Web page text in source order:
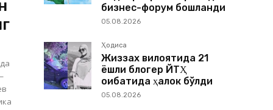
бизнес-форум бошланди
05.08.2026
Ҳодиса
Жиззах вилоятида 21
ёшли блогер ЙТҲ
оқибатида ҳалок бўлди
05.08.2026